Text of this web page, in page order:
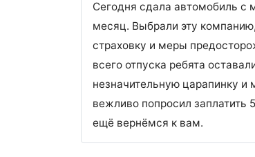
Сегодня сдала автомобиль с
месяц. Выбрали эту
страховку и меры
всего отпуска ребята
незначительную царапинку и
вежливо попросил
ещё вернёмся к вам.